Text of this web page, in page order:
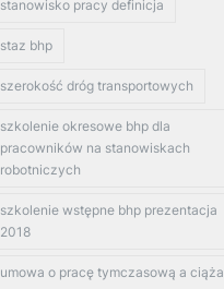
stanowisko pracy definicja
staz bhp
szerokość dróg transportowych
szkolenie okresowe bhp dla
pracowników na stanowiskach
robotniczych
szkolenie wstępne bhp prezentacja
2018
umowa o pracę tymczasową a ciąża